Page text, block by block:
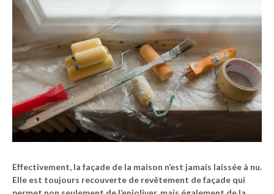
Effectivement, la façade de la maison n’est jamais laissée à nu.
Elle est toujours recouverte de revêtement de façade qui